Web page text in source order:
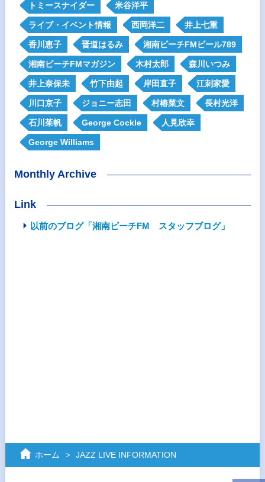
トミースナイダー 米谷洋平
ライブ・イベント情報 西岡洋二 井上七重
香川恵子 晋道はるみ 湘南ビーチFMビール789
湘南ビーチFMマガジン 木村太郎 森川いつみ
井上奈保未 竹下由起 岸田直子 江刺家愛
川口京子 ジョニー志田 村椿菜文 長村光洋
石川茱帆 George Cockle 人見欣幸
George Williams
Monthly Archive
Link
以前のブログ「湘南ビーチFM スタッフブログ」
ホーム JAZZ LIVE INFORMATION